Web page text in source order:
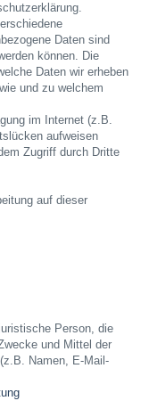
Daten sind
können. Die
Daten wir erheben
und zu welchem
im Internet (z.B.
aufweisen
Zugriff durch Dritte
auf dieser
Person, die
und Mittel der
Namen, E-Mail-